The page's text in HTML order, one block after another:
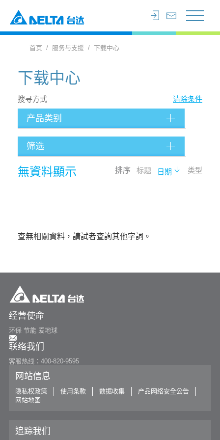
首页 服务与支援 下载中心
下载中心
搜寻方式 清除条件
产品类别
or
筛选
类型
日期
标题
排序
無資料顯示
查無相關資料，請試者查詢其他字詞。
经营使命
环保 节能 爱地球
联络我们
客服热线：400-820-9595
网站信息
隐私权政策 使用条款 数据收集
产品网络安全公告
网站地图
追踪我们